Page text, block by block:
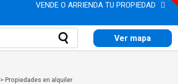
VENDE O ARRIENDA TU PROPIEDAD
Ver mapa
> Propiedades en alquiler